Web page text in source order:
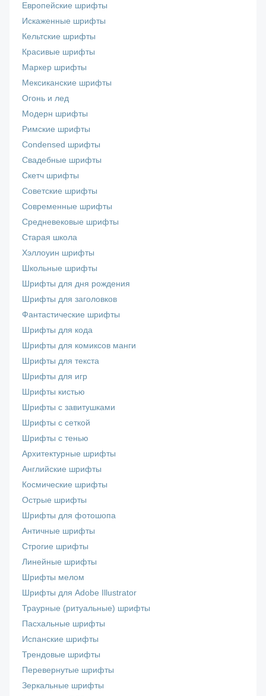
Европейские шрифты
Искаженные шрифты
Кельтские шрифты
Красивые шрифты
Маркер шрифты
Мексиканские шрифты
Огонь и лед
Модерн шрифты
Римские шрифты
Сondensed шрифты
Свадебные шрифты
Скетч шрифты
Советские шрифты
Современные шрифты
Средневековые шрифты
Старая школа
Хэллоуин шрифты
Школьные шрифты
Шрифты для дня рождения
Шрифты для заголовков
Фантастические шрифты
Шрифты для кода
Шрифты для комиксов манги
Шрифты для текста
Шрифты для игр
Шрифты кистью
Шрифты с завитушками
Шрифты с сеткой
Шрифты с тенью
Архитектурные шрифты
Английские шрифты
Космические шрифты
Острые шрифты
Шрифты для фотошопа
Античные шрифты
Строгие шрифты
Линейные шрифты
Шрифты мелом
Шрифты для Adobe Illustrator
Траурные (ритуальные) шрифты
Пасхальные шрифты
Испанские шрифты
Трендовые шрифты
Перевернутые шрифты
Зеркальные шрифты